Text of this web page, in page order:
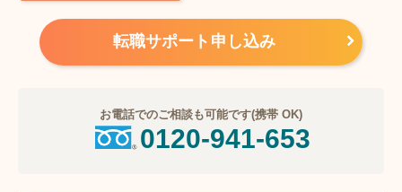
転職サポート申し込み
お電話でのご相談も可能です(携帯 OK)
0120-941-653